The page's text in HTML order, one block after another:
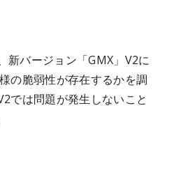
新バージョン「GMX」V2に
の脆弱性が存在するかを調
では問題が発生しないこと